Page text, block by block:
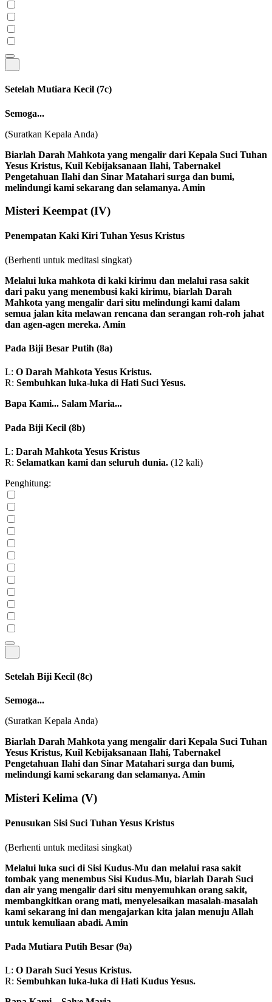
Setelah Mutiara Kecil (7c)
Semoga...
(Suratkan Kepala Anda)
Biarlah Darah Mahkota yang mengalir dari Kepala Suci Tuhan
Yesus Kristus, Kuil Kebijaksanaan Ilahi, Tabernakel
Pengetahuan Ilahi dan Sinar Matahari surga dan bumi,
melindungi kami sekarang dan selamanya. Amin
Misteri Keempat(IV)
Penempatan Kaki Kiri Tuhan Yesus Kristus
(Berhenti untuk meditasi singkat)
Melalui luka mahkota di kaki kirimu dan melalui rasa sakit
dari paku yang menembusi kaki kirimu, biarlah Darah
Mahkota yang mengalir dari situ melindungi kami dalam
semua jalan kita melawan rencana dan serangan roh-roh jahat
dan agen-agen mereka. Amin
Pada Biji Besar Putih (8a)
L: O Darah Mahkota Yesus Kristus.
R: Sembuhkan luka-luka di Hati Suci Yesus.
Bapa Kami... Salam Maria...
Pada Biji Kecil (8b)
L: Darah Mahkota Yesus Kristus
R: Selamatkan kami dan seluruh dunia. (12 kali)
Penghitung:
Setelah Biji Kecil (8c)
Semoga...
(Suratkan Kepala Anda)
Biarlah Darah Mahkota yang mengalir dari Kepala Suci Tuhan
Yesus Kristus, Kuil Kebijaksanaan Ilahi, Tabernakel
Pengetahuan Ilahi dan Sinar Matahari surga dan bumi,
melindungi kami sekarang dan selamanya. Amin
Misteri Kelima (V)
Penusukan Sisi Suci Tuhan Yesus Kristus
(Berhenti untuk meditasi singkat)
Melalui luka suci di Sisi Kudus-Mu dan melalui rasa sakit
tombak yang menembus Sisi Kudus-Mu, biarlah Darah Suci
dan air yang mengalir dari situ menyemuhkan orang sakit,
membangkitkan orang mati, menyelesaikan masalah-masalah
kami sekarang ini dan mengajarkan kita jalan menuju Allah
untuk kemuliaan abadi. Amin
Pada Mutiara Putih Besar (9a)
L: O Darah Suci Yesus Kristus.
R: Sembuhkan luka-luka di Hati Kudus Yesus.